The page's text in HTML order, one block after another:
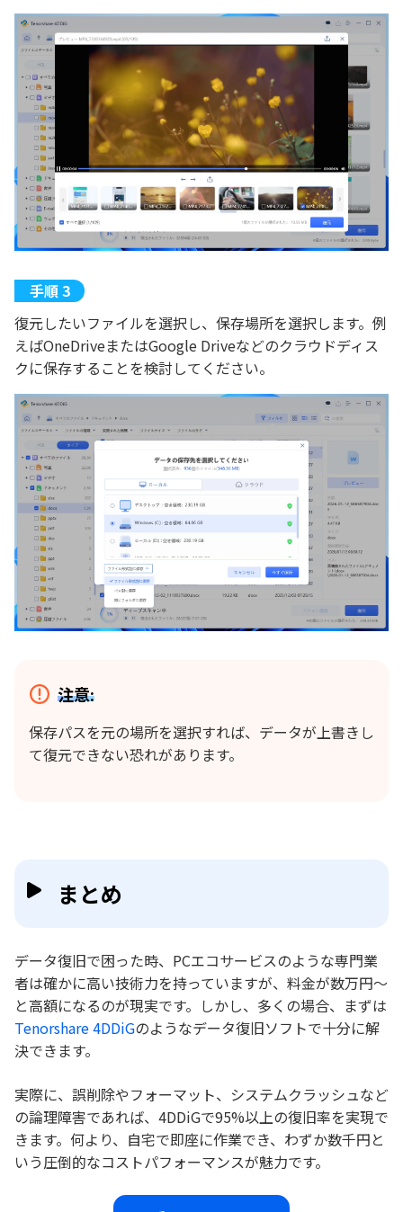
復元したいファイルを選択し、保存場所を選択します。例
えばOneDriveまたはGoogle Driveなどのクラウドディス
クに保存することを検討してください。
注意:
保存パスを元の場所を選択すれば、データが上書きし
て復元できない恐れがあります。
まとめ
データ復旧で困った時、PCエコサービスのような専門業
者は確かに高い技術力を持っていますが、料金が数万円〜
と高額になるのが現実です。しかし、多くの場合、まずは
Tenorshare 4DDiGのようなデータ復旧ソフトで十分に解
決できます。
実際に、誤削除やフォーマット、システムクラッシュなど
の論理障害であれば、4DDiGで95%以上の復旧率を実現で
きます。何より、自宅で即座に作業でき、わずか数千円と
いう圧倒的なコストパフォーマンスが魅力です。